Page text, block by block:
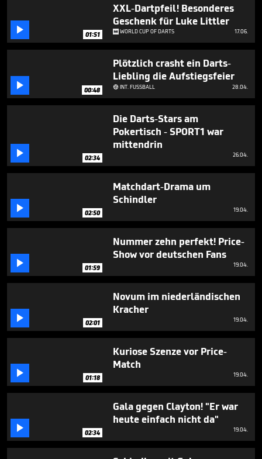
seconds
 01:51
XXL-Dartpfeil! Besonderes
Geschenk für Luke Littler
WORLD CUP OF DARTS 17.06.
 00:48
Plötzlich crasht ein Darts-
Liebling die Aufstiegsfeier
INT. FUSSBALL 28.04.
 02:34
Die Darts-Stars am
Pokertisch - SPORT1 war
mittendrin
26.04.
 02:50
Matchdart-Drama um
Schindler
19.04.
 01:59
Nummer zehn perfekt! Price-
Show vor deutschen Fans
19.04.
 02:01
Novum im niederländischen
Kracher
19.04.
 01:18
Kuriose Szenze vor Price-
Match
19.04.
 02:34
Gala gegen Clayton! "Er war
heute einfach nicht da"
19.04.